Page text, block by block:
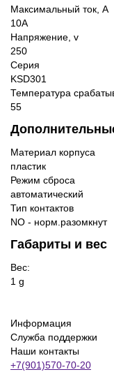
Максимальный ток, А
10A
Напряжение, v
250
Серия
KSD301
Температура
55
Материал корпуса
пластик
Режим сброса
автоматический
Тип контактов
NO - норм.разомкнут
Габариты и вес
Вес:
1 g
Информация
Служба поддержки
Наши контакты
+7(901)570-70-20